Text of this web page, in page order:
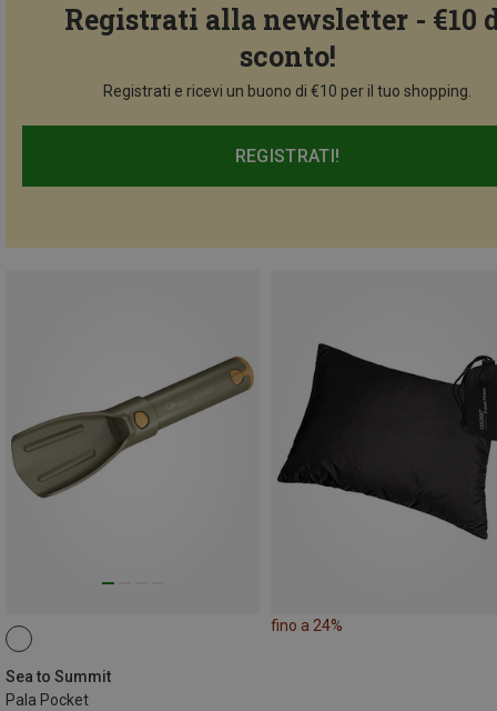
Registrati alla newsletter - €10
sconto!
Registrati e ricevi un buono di €10 per il tuo shopping.
REGISTRATI!
Sea to Summit
Pala Pocket
fino a 24%